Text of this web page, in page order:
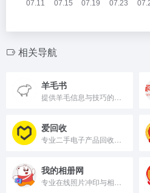
相关导航
羊毛书
爱回收
我的相册网